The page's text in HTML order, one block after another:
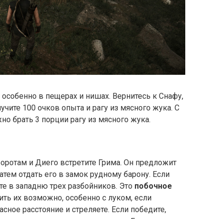
в пещерах и нишах. Вернитесь к Снафу,
100 очков опыта и рагу из мясного жука. С
брать 3 порции рагу из мясного жука.
и Диего встретите Грима. Он предложит
отдать его в замок рудному барону. Если
в западню трех разбойников. Это побочное
их возможно, особенно с луком, если
расстояние и стреляете. Если победите,